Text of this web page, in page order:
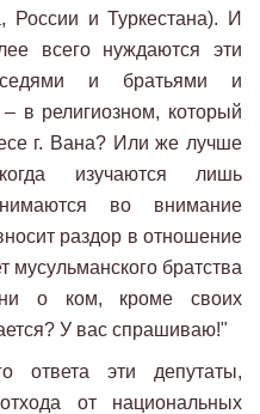
России и Туркестана). И
всего нуждаются эти
и братьями и
в религиозном, который
г. Вана? Или же лучше
изучаются лишь
во внимание
раздор в отношение
братства
о ком, кроме своих
У вас спрашиваю!"
ответа эти депутаты,
от национальных